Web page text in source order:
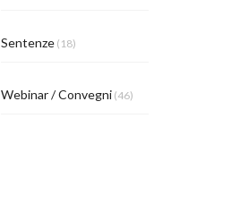
Sentenze (18)
Webinar / Convegni (46)